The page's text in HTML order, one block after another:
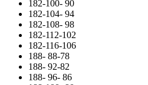
182-100- 90
182-104- 94
182-108- 98
182-112-102
182-116-106
188- 88-78
188- 92-82
188- 96- 86